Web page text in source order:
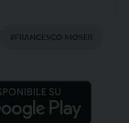
#FRANCESCO MOSER